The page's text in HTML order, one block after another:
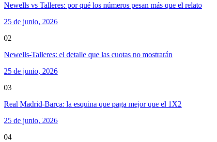
Newells vs Talleres: por qué los números pesan más que el relato
25 de junio, 2026
02
Newells-Talleres: el detalle que las cuotas no mostrarán
25 de junio, 2026
03
Real Madrid-Barça: la esquina que paga mejor que el 1X2
25 de junio, 2026
04